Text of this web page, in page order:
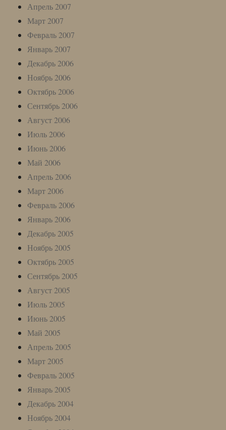
Апрель 2007
Март 2007
Февраль 2007
Январь 2007
Декабрь 2006
Ноябрь 2006
Октябрь 2006
Сентябрь 2006
Август 2006
Июль 2006
Июнь 2006
Май 2006
Апрель 2006
Март 2006
Февраль 2006
Январь 2006
Декабрь 2005
Ноябрь 2005
Октябрь 2005
Сентябрь 2005
Август 2005
Июль 2005
Июнь 2005
Май 2005
Апрель 2005
Март 2005
Февраль 2005
Январь 2005
Декабрь 2004
Ноябрь 2004